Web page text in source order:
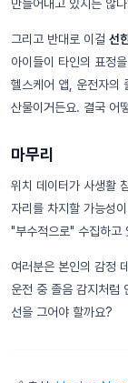
만들어내고 있지는 않
그리고 반대로 이걸 선
아이들이 타인의 표정
헬스케어 앱, 운전자의
산물이거든요. 결국 어
마무리
위치 데이터가 사생활
자리를 차지할 가능성
"부수적으로" 수집하고
여러분은 본인의 감정
운전 중 졸음 감지처럼
선을 그어야 할까요?